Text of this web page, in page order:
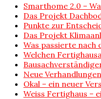
Smarthome 2.0 –
Das Projekt
Punkte zur
Das Projekt
Was passierte nach
Welchen
Neue
Okal – ein neuer
Weiss Fertighaus –